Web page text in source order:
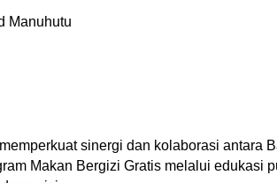
Manuhutu
sinergi dan kolaborasi antara
Makan Bergizi Gratis melalui edukasi